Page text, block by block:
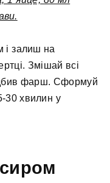
і залиш на
Змішай всі
фарш. Сформуй
30 хвилин у